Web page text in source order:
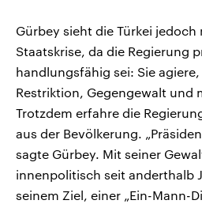
Gürbey sieht die Türkei
Staatskrise, da die Regierung
handlungsfähig sei: Sie
Restriktion, Gegengewalt und
Trotzdem erfahre die
aus der Bevölkerung.
sagte Gürbey. Mit seiner
innenpolitisch seit anderthalb
seinem Ziel, einer „Ein-Mann-